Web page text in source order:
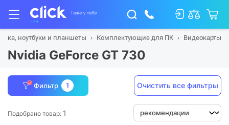
ноутбуки и планшеты Комплектующие для ПК Видеокарты
Nvidia GeForce GT 730
Фильтр 1 Очистить все фильтры
Подобрано товар: 1